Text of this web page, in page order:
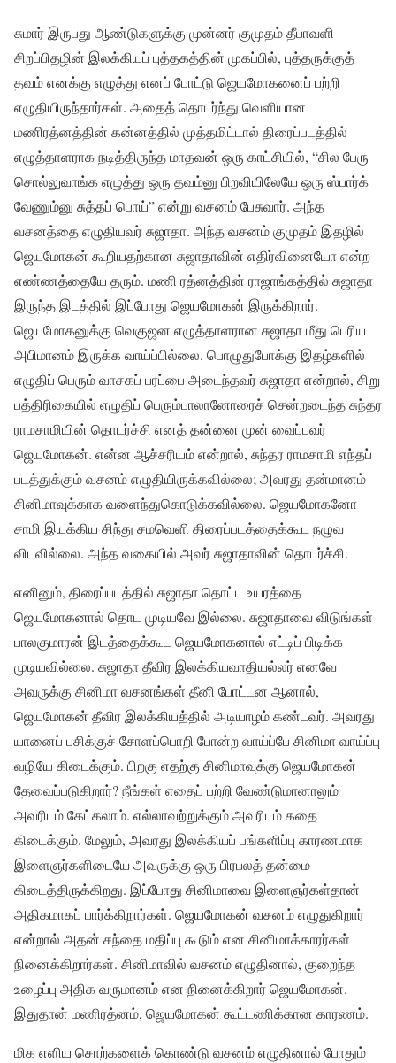
சுமார் இருபது ஆண்டுகளுக்கு முன்னர் குமுதம் தீபாவளி
சிறப்பிதழின் இலக்கியப் புத்தகத்தின் முகப்பில், புத்தருக்குத்
தவம் எனக்கு எழுத்து எனப் போட்டு ஜெயமோகனைப் பற்றி
எழுதியிருந்தார்கள். அதைத் தொடர்ந்து வெளியான
மணிரத்னத்தின் கன்னத்தில் முத்தமிட்டால் திரைப்படத்தில்
எழுத்தாளராக நடித்திருந்த மாதவன் ஒரு காட்சியில், “சில பேரு
சொல்லுவாங்க எழுத்து ஒரு தவம்னு பிறவியிலேயே ஒரு ஸ்பார்க்
வேணும்னு சுத்தப் பொய்” என்று வசனம் பேசுவார். அந்த
வசனத்தை எழுதியவர் சுஜாதா. அந்த வசனம் குமுதம் இதழில்
ஜெயமோகன் கூறியதற்கான சுஜாதாவின் எதிர்வினையோ என்ற
எண்ணத்தையே தரும். மணி ரத்னத்தின் ராஜாங்கத்தில் சுஜாதா
இருந்த இடத்தில் இப்போது ஜெயமோகன் இருக்கிறார்.
ஜெயமோகனுக்கு வெகுஜன எழுத்தாளரான சுஜாதா மீது பெரிய
அபிமானம் இருக்க வாய்ப்பில்லை. பொழுதுபோக்கு இதழ்களில்
எழுதிப் பெரும் வாசகப் பரப்பை அடைந்தவர் சுஜாதா என்றால், சிறு
பத்திரிகையில் எழுதிப் பெரும்பாலானோரைச் சென்றடைந்த சுந்தர
ராமசாமியின் தொடர்ச்சி எனத் தன்னை முன் வைப்பவர்
ஜெயமோகன். என்ன ஆச்சரியம் என்றால், சுந்தர ராமசாமி எந்தப்
படத்துக்கும் வசனம் எழுதியிருக்கவில்லை; அவரது தன்மானம்
சினிமாவுக்காக வளைந்துகொடுக்கவில்லை. ஜெயமோகனோ
சாமி இயக்கிய சிந்து சமவெளி திரைப்படத்தைக்கூட நழுவ
விடவில்லை. அந்த வகையில் அவர் சுஜாதாவின் தொடர்ச்சி.
எனினும், திரைப்படத்தில் சுஜாதா தொட்ட உயரத்தை
ஜெயமோகனால் தொட முடியவே இல்லை. சுஜாதாவை விடுங்கள்
பாலகுமாரன் இடத்தைக்கூட ஜெயமோகனால் எட்டிப் பிடிக்க
முடியவில்லை. சுஜாதா தீவிர இலக்கியவாதியல்லர் எனவே
அவருக்கு சினிமா வசனங்கள் தீனி போட்டன ஆனால்,
ஜெயமோகன் தீவிர இலக்கியத்தில் அடியாழம் கண்டவர். அவரது
யானைப் பசிக்குச் சோளப்பொறி போன்ற வாய்ப்பே சினிமா வாய்ப்பு
வழியே கிடைக்கும். பிறகு எதற்கு சினிமாவுக்கு ஜெயமோகன்
தேவைப்படுகிறார்? நீங்கள் எதைப் பற்றி வேண்டுமானாலும்
அவரிடம் கேட்கலாம். எல்லாவற்றுக்கும் அவரிடம் கதை
கிடைக்கும். மேலும், அவரது இலக்கியப் பங்களிப்பு காரணமாக
இளைஞர்களிடையே அவருக்கு ஒரு பிரபலத் தன்மை
கிடைத்திருக்கிறது. இப்போது சினிமாவை இளைஞர்கள்தான்
அதிகமாகப் பார்க்கிறார்கள். ஜெயமோகன் வசனம் எழுதுகிறார்
என்றால் அதன் சந்தை மதிப்பு கூடும் என சினிமாக்காரர்கள்
நினைக்கிறார்கள். சினிமாவில் வசனம் எழுதினால், குறைந்த
உழைப்பு அதிக வருமானம் என நினைக்கிறார் ஜெயமோகன்.
இதுதான் மணிரத்னம், ஜெயமோகன் கூட்டணிக்கான காரணம்.
மிக எளிய சொற்களைக் கொண்டு வசனம் எழுதினால் போதும்